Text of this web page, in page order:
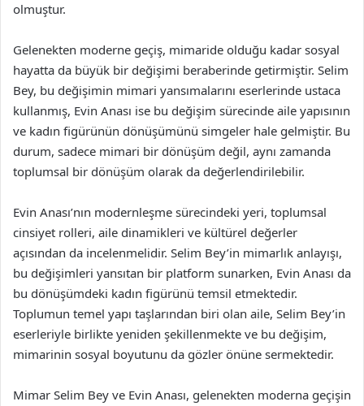
olmuştur.
Gelenekten moderne geçiş, mimaride olduğu kadar sosyal
hayatta da büyük bir değişimi beraberinde getirmiştir. Selim
Bey, bu değişimin mimari yansımalarını eserlerinde ustaca
kullanmış, Evin Anası ise bu değişim sürecinde aile yapısının
ve kadın figürünün dönüşümünü simgeler hale gelmiştir. Bu
durum, sadece mimari bir dönüşüm değil, aynı zamanda
toplumsal bir dönüşüm olarak da değerlendirilebilir.
Evin Anası’nın modernleşme sürecindeki yeri, toplumsal
cinsiyet rolleri, aile dinamikleri ve kültürel değerler
açısından da incelenmelidir. Selim Bey’in mimarlık anlayışı,
bu değişimleri yansıtan bir platform sunarken, Evin Anası da
bu dönüşümdeki kadın figürünü temsil etmektedir.
Toplumun temel yapı taşlarından biri olan aile, Selim Bey’in
eserleriyle birlikte yeniden şekillenmekte ve bu değişim,
mimarinin sosyal boyutunu da gözler önüne sermektedir.
Mimar Selim Bey ve Evin Anası, gelenekten moderna geçişin